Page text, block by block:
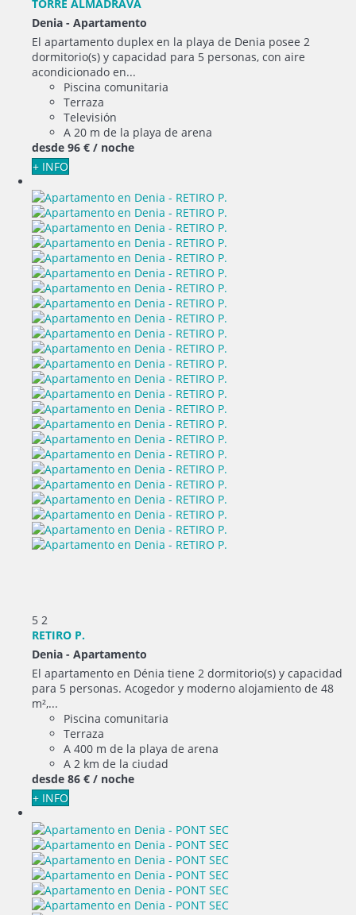
TORRE ALMADRAVA
Denia - Apartamento
El apartamento duplex en la playa de Denia posee 2
dormitorio(s) y capacidad para 5 personas, con aire
acondicionado en...
Piscina comunitaria
Terraza
Televisión
A 20 m de la playa de arena
desde 96 € / noche
+ INFO
5 2
RETIRO P.
Denia - Apartamento
El apartamento en Dénia tiene 2 dormitorio(s) y capacidad
para 5 personas. Acogedor y moderno alojamiento de 48
m²,...
Piscina comunitaria
Terraza
A 400 m de la playa de arena
A 2 km de la ciudad
desde 86 € / noche
+ INFO